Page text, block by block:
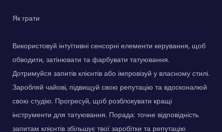
Як грати
Використовуй інтуїтивні сенсорні елементи керування, щоб
обводити, затінювати та фарбувати татуювання.
Дотримуйся запитів клієнтів або імпровізуй у власному стилі.
Заробляй чайові, підвищуй свою репутацію та вдосконалюй
свою студію. Прогресуй, щоб розблокувати кращі
інструменти для татуювання. Порада: точне відповідність
запитам клієнтів збільшує твої заробітки та репутацію